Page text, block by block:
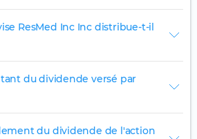
ResMed Inc Inc distribue-t-il
du dividende versé par
du dividende de l'action